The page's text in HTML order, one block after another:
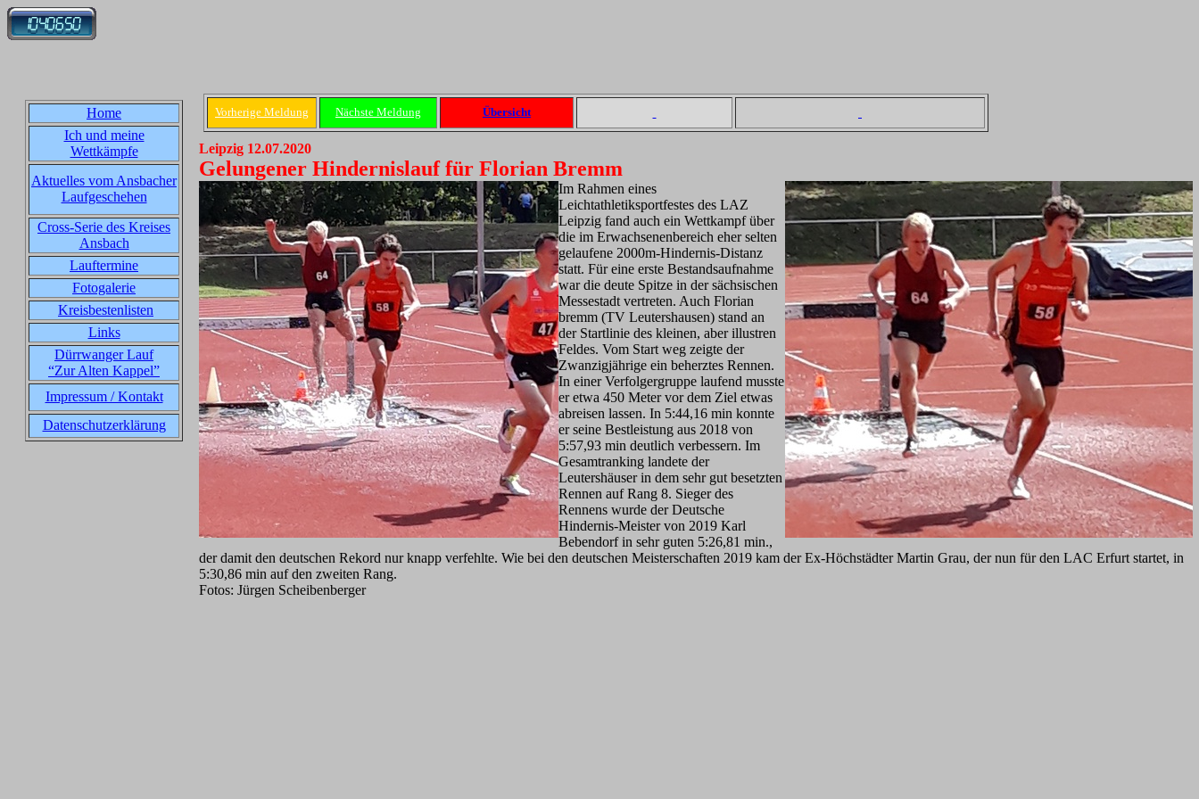
Home
Ich und meine
Wettkämpfe
Aktuelles vom Ansbacher
Laufgeschehen
Cross-Serie des Kreises
Ansbach
Lauftermine
Fotogalerie
Kreisbestenlisten
Links
Dürrwanger Lauf
“Zur Alten Kappel”
Impressum / Kontakt
Datenschutzerklärung
Vorherige Meldung Nächste Meldung Übersicht
Leipzig 12.07.2020
Gelungener Hindernislauf für Florian Bremm
Im Rahmen eines
Leichtathletiksportfestes des LAZ
Leipzig fand auch ein Wettkampf über
die im Erwachsenenbereich eher selten
gelaufene 2000m-Hindernis-Distanz
statt. Für eine erste Bestandsaufnahme
war die deute Spitze in der sächsischen
Messestadt vertreten. Auch Florian
bremm (TV Leutershausen) stand an
der Startlinie des kleinen, aber illustren
Feldes. Vom Start weg zeigte der
Zwanzigjährige ein beherztes Rennen.
In einer Verfolgergruppe laufend musste
er etwa 450 Meter vor dem Ziel etwas
abreisen lassen. In 5:44,16 min konnte
er seine Bestleistung aus 2018 von
5:57,93 min deutlich verbessern. Im
Gesamtranking landete der
Leutershäuser in dem sehr gut besetzten
Rennen auf Rang 8. Sieger des
Rennens wurde der Deutsche
Hindernis-Meister von 2019 Karl
Bebendorf in sehr guten 5:26,81 min.,
der damit den deutschen Rekord nur knapp verfehlte. Wie bei den deutschen Meisterschaften 2019 kam der Ex-Höchstädter Martin Grau, der nun für den LAC Erfurt startet, in
5:30,86 min auf den zweiten Rang.
Fotos: Jürgen Scheibenberger